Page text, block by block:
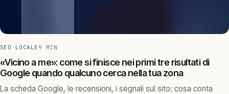
SEO LOCALE 9 MIN
«Vicino a me»: come si finisce nei primi tre risultati di
Google quando qualcuno cerca nella tua zona
La scheda Google, le recensioni, i segnali sul sito: cosa conta